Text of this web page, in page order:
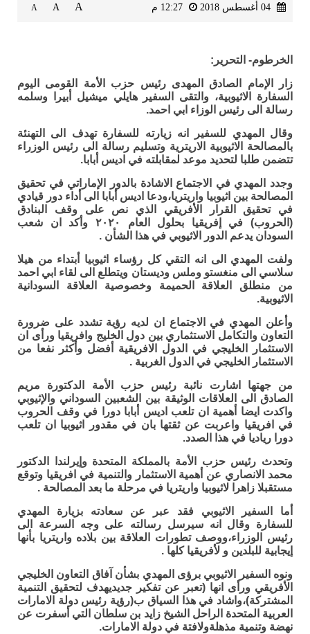
A
A
A
الخرطوم- التحرير:
زار الإمام الصادق المهدى رئيس حزب الأمة القومى اليوم
السفارة الاثيوبية، والتقى السفير هايلي ميشيل أبيرا وسلمه
رسالة الى رئيس الوزاء ابي احمد.
وقال المهدي للسفير انه زيارته للسفارة تهدف الى التهنئة
بالمصالحة الاثيوبية الاريترية وتسليم رسالة الى رئيس الوزراء
تتضمن طلبا لتحديد موعد لمقابلته في اديس أبابا.
وجدد المهدي في الاجتماع الاشادة بالدور الإماراتي في تحقيق
المصالحة بين اثيوبيا واريتريا،ودعا اديس أبابا الى أداء دور قيادي
في تحقيق القرار الأفريقي الذي نص على وقف البنادق
(الحروب) في إفريقيا بحلول العام ٢٠٢٠ وأكد ان شعب
السودان يدعم الدور الاثيوبي في هذا الشأن .
ولفت المهدي الى انه التقي كل رؤساء اثيوبيا أبتداء من هيلا
سلاسي الى منغستو وملس وديستان ويتطلع الى لقاء ابي احمد
من منطلق العلاقة الحميمة وخصوصية العلاقة السودانية
الاثيوبية.
وأعلن المهدي في الاجتماع ان لديه رؤية تشدد على ضرورة
التعاون والتكامل الاستثماري بين دول الخليج وافريقيا ورأى ان
الاستثمار الخليجي في الدول الافريقية أفضل وأكثر نفعا من
الاستثمار الخليجي في الدول الغربية .
من جهتها اشارت نائبة رئيس حزب الأمة الدكتورة مريم
الصادق الى العلاقات الوثيقة بين الشعبين السوداني والإثيوبي
واكدت ايضا أهمية ان تلعب اديس أبابا دورا في وقف الحروب
في افريقيا واعربت عن ثقتها بان في مقدور اثيوبيا ان تلعب
دورا رياديا في هذا الصدد.
وتحدث رئيس حزب الأمة بالمملكة المتحدة وإيرلندا الدكتور
محمد الانصاري عن أهمية الاستثمار والتنمية في افريقيا وتوقع
مستقبلا زاهرا لاثيوبيا واريتريا في مرحلة ما بعد المصالحة .
أما السفير الاثيوبي فقد عبر عن سعادته بزيارة المهدي
للسفارة وقال انه سيرسل رسالته على وجه السرعة الى
رئيس الوزراء،ووصف تطورات العلاقة بين بلاده واريتريا بأنها
إيجابية للبلدين و لأفريقيا كلها .
ونوه السفير الاثيوبي برؤى المهدي بشأن آفاق التعاون الخليجي
الأفريقي ورأى انها (تعبر عن تفكير جديديهدف لتحقيق التنمية
المشتركة)،واشاد في هذا السياق ب(رؤية رئيس دولة الامارات
العربية المتحدة الراحل الشيخ زايد بن سلطان التي أسفرت عن
نهضة وتنمية مذهلةولافتة في دولة الامارات.